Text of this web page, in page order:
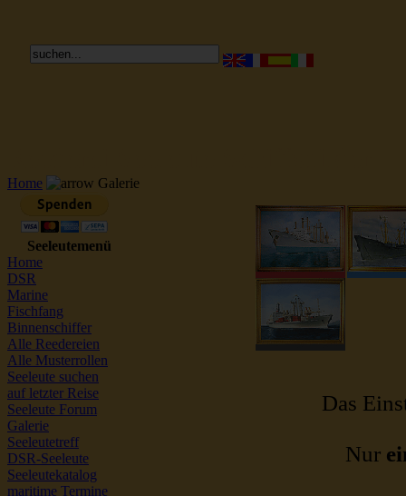
Home Galerie
Seeleutemenü
Home
DSR
Marine
Fischfang
Binnenschiffer
Alle Reedereien
Alle Musterrollen
Seeleute suchen
auf letzter Reise
Seeleute Forum
Galerie
Seeleutetreff
DSR-Seeleute
Seeleutekatalog
maritime Termine
Das
Nur